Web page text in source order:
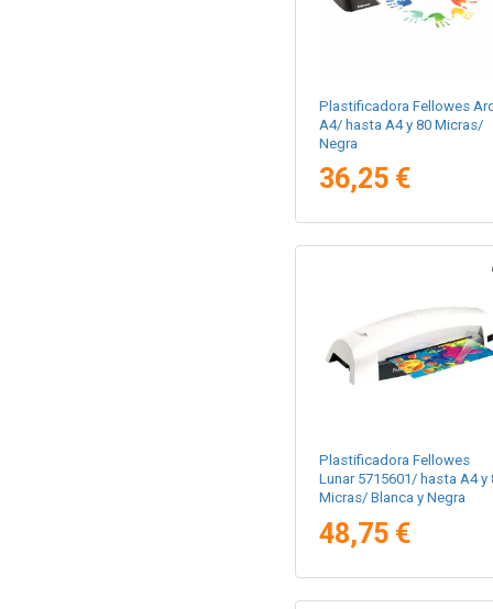
Plastificadora Fellowes
A4/ hasta A4 y 80 Micras/
Negra
36,25 €
Plastificadora Fellowes
Lunar 5715601/ hasta A4 y
Micras/ Blanca y Negra
48,75 €